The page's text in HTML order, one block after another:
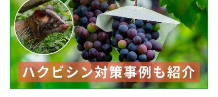
に
に」【2024年版】
メルマガ登録 お役立ち資料